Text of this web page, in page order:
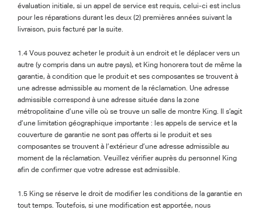
évaluation initiale, si un appel de service est requis, celui-ci est inclus
pour les réparations durant les deux (2) premières années suivant la
livraison, puis facturé par la suite.
1.4 Vous pouvez acheter le produit à un endroit et le déplacer vers un
autre (y compris dans un autre pays), et King honorera tout de même la
garantie, à condition que le produit et ses composantes se trouvent à
une adresse admissible au moment de la réclamation. Une adresse
admissible correspond à une adresse située dans la zone
métropolitaine d’une ville où se trouve un salle de montre King. Il s’agit
d’une limitation géographique importante : les appels de service et la
couverture de garantie ne sont pas offerts si le produit et ses
composantes se trouvent à l’extérieur d’une adresse admissible au
moment de la réclamation. Veuillez vérifier auprès du personnel King
afin de confirmer que votre adresse est admissible.
1.5 King se réserve le droit de modifier les conditions de la garantie en
tout temps. Toutefois, si une modification est apportée, nous